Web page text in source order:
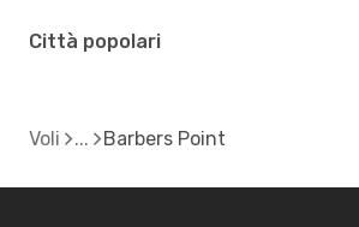
Città popolari
Voli Barbers Point